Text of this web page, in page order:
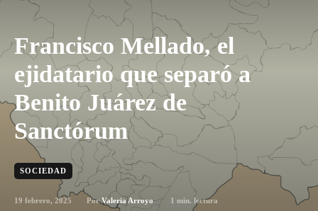
Francisco Mellado, el
ejidatario que separó a
Benito Juárez de
Sanctórum
SOCIEDAD
19 febrero, 2025 Por Valeria Arroyo 1 min. lectura